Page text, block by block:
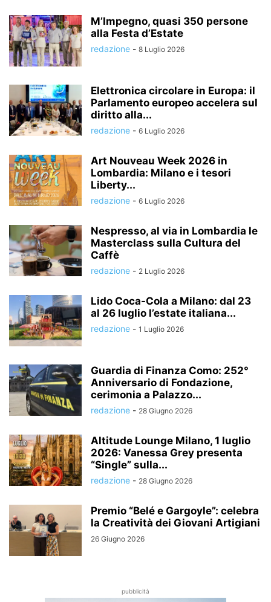
M’Impegno, quasi 350 persone
alla Festa d’Estate
redazione - 8 Luglio 2026
Elettronica circolare in Europa: il
Parlamento europeo accelera sul
diritto alla...
redazione - 6 Luglio 2026
Art Nouveau Week 2026 in
Lombardia: Milano e i tesori
Liberty...
redazione - 6 Luglio 2026
Nespresso, al via in Lombardia le
Masterclass sulla Cultura del
Caffè
redazione - 2 Luglio 2026
Lido Coca-Cola a Milano: dal 23
al 26 luglio l’estate italiana...
redazione - 1 Luglio 2026
Guardia di Finanza Como: 252°
Anniversario di Fondazione,
cerimonia a Palazzo...
redazione - 28 Giugno 2026
Altitude Lounge Milano, 1 luglio
2026: Vanessa Grey presenta
“Single” sulla...
redazione - 28 Giugno 2026
Premio “Belé e Gargoyle”: celebra
la Creatività dei Giovani Artigiani
26 Giugno 2026
pubblicità